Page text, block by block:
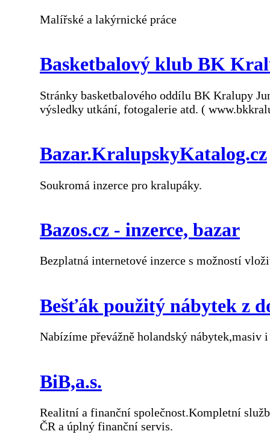
Malířské a lakýrnické práce
Basketbalový klub BK
Stránky basketbalového oddílu BK Kralupy
výsledky utkání, fotogalerie atd. (
Bazar.KralupskyKatalog.cz
Soukromá inzerce pro kralupáky.
Bazos.cz - inzerce, bazar
Bezplatná internetové inzerce s možností
Bešťák použitý nábytek z
Nabízíme převážně holandský nábytek,masiv
BiB,a.s.
Realitní a finanční společnost.Kompletní
ČR a úplný finanční servis.